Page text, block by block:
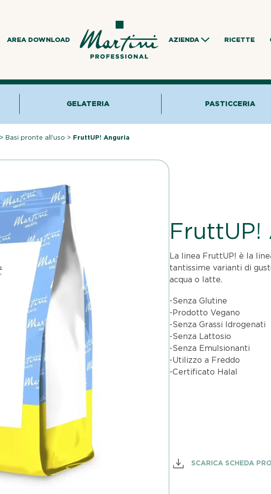
AREA DOWNLOAD AZIENDA RICETTE
GELATERIA PASTICCERIA
>Basi pronte all'uso > FruttUP! Anguria
FruttUP!
La linea FruttUP! è la
tantissime varianti di
acqua o latte.
-Senza Glutine
-Prodotto Vegano
-Senza Grassi Idrogenati
-Senza Lattosio
-Senza Emulsionanti
-Utilizzo a Freddo
-Certificato Halal
SCARICA SCHEDA